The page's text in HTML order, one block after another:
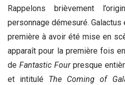
Rappelons brièvement
personnage démesuré.
première à avoir été mise en
apparaît pour la première fois
de Fantastic Four presque
et intitulé The Coming of